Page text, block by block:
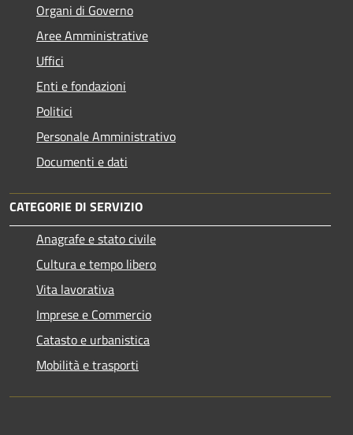
Organi di Governo
Aree Amministrative
Uffici
Enti e fondazioni
Politici
Personale Amministrativo
Documenti e dati
CATEGORIE DI SERVIZIO
Anagrafe e stato civile
Cultura e tempo libero
Vita lavorativa
Imprese e Commercio
Catasto e urbanistica
Mobilità e trasporti